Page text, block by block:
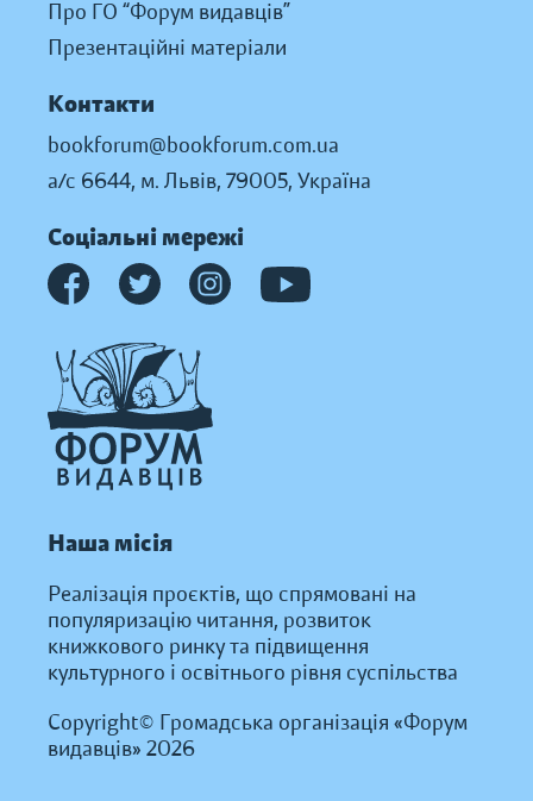
Про ГО “Форум видавців”
Презентаційні матеріали
Контакти
bookforum@bookforum.com.ua
а/с 6644, м. Львів, 79005, Україна
Соціальні мережі
Наша місія
Реалізація проєктів, що спрямовані на
популяризацію читання, розвиток
книжкового ринку та підвищення
культурного і освітнього рівня суспільства
Copyright© Громадська організація «Форум
видавців» 2026